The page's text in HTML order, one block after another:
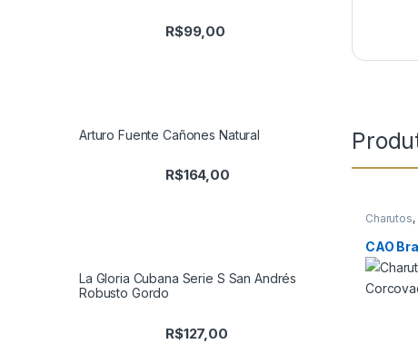
Charutos,
Página
CAO
R$99,00
Arturo Fuente Cañones Natural
R$164,00
La Gloria Cubana Serie S San Andrés
Robusto Gordo
R$127,00